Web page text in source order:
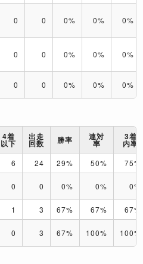
0 0 0% 0% 0%
0 0 0% 0% 0%
0 0 0% 0% 0%
4着
以下
出走
回数 勝率 連対
率
3着
内率
6 24 29% 50% 75%
0 0 0% 0% 0%
1 3 67% 67% 67%
0 3 67% 100% 100%